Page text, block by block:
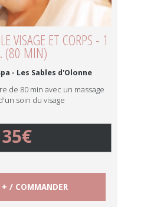
VISAGE ET CORPS - 1
(80 MIN)
- Les Sables d'Olonne
de 80 min avec un massage
soin du visage
+ / COMMANDER